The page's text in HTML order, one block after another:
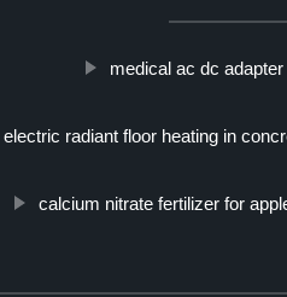
medical ac dc adapter
electric radiant floor heating in
calcium nitrate fertilizer for